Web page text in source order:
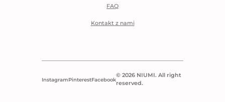
FAQ
Kontakt z nami
InstagramPinterestFacebook
© 2026 NIUMI. All right
reserved.